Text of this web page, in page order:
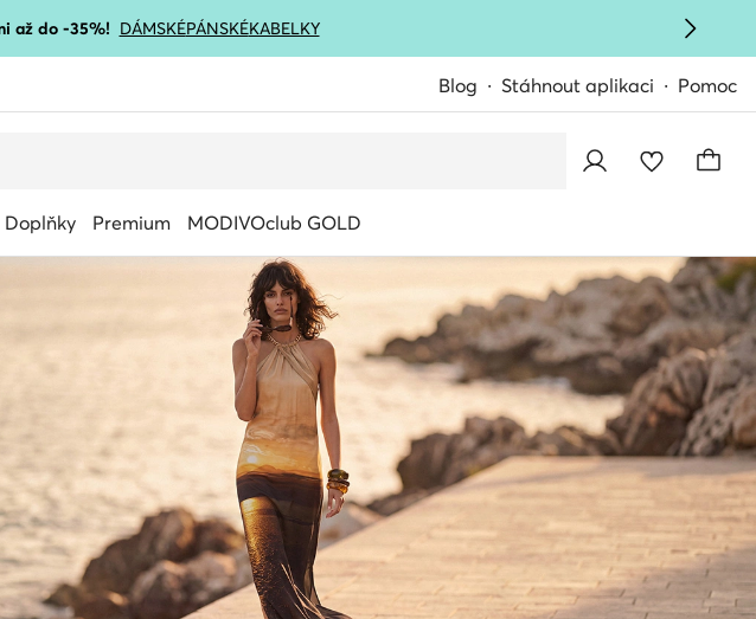
až do -35%! DÁMSKÉPÁNSKÉKABELKY
Blog Stáhnout aplikaci Pomoc
Doplňky Premium MODIVOclub GOLD